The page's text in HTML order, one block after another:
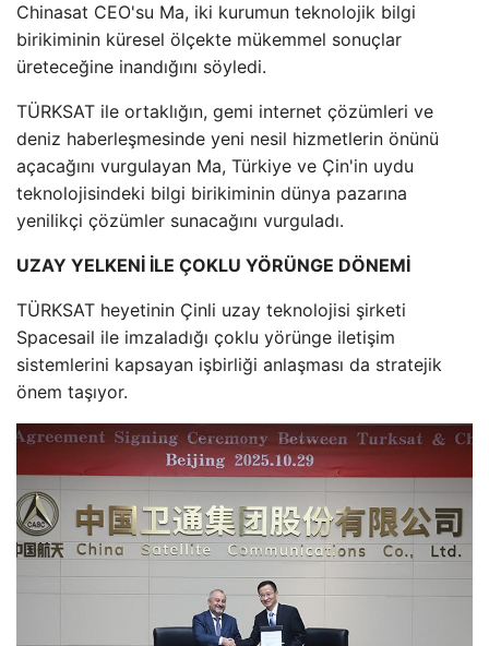
Chinasat CEO'su Ma, iki kurumun teknolojik bilgi
birikiminin küresel ölçekte mükemmel sonuçlar
üreteceğine inandığını söyledi.
TÜRKSAT ile ortaklığın, gemi internet çözümleri ve
deniz haberleşmesinde yeni nesil hizmetlerin önünü
açacağını vurgulayan Ma, Türkiye ve Çin'in uydu
teknolojisindeki bilgi birikiminin dünya pazarına
yenilikçi çözümler sunacağını vurguladı.
UZAY YELKENİ İLE ÇOKLU YÖRÜNGE DÖNEMİ
TÜRKSAT heyetinin Çinli uzay teknolojisi şirketi
Spacesail ile imzaladığı çoklu yörünge iletişim
sistemlerini kapsayan işbirliği anlaşması da stratejik
önem taşıyor.